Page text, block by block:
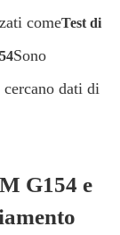
comeTest di
Sono
dati di
G154 e